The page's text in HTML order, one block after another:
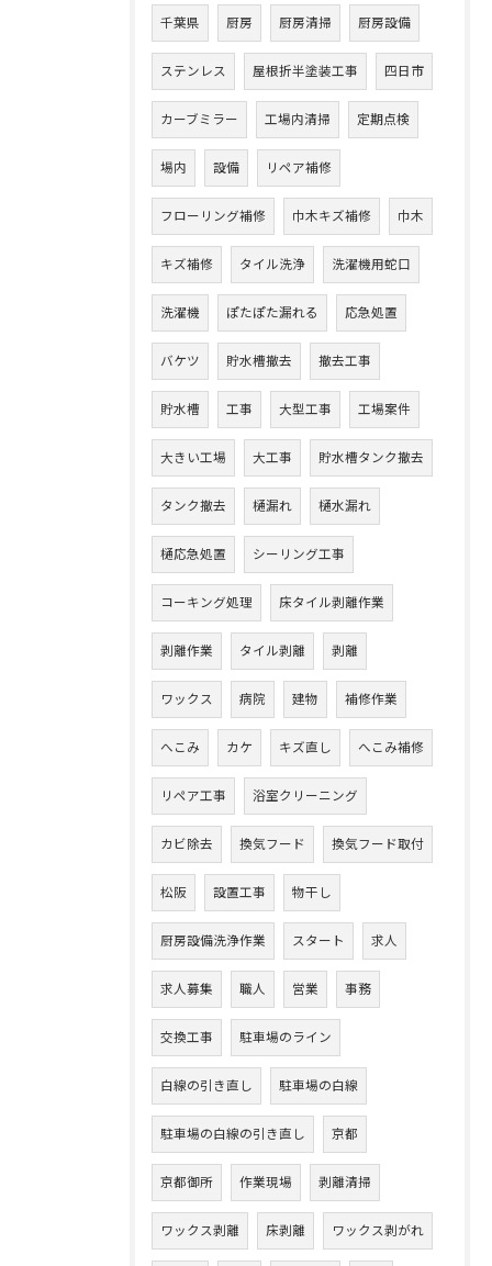
千葉県 厨房 厨房清掃 厨房設備
ステンレス 屋根折半塗装工事 四日市
カーブミラー 工場内清掃 定期点検
場内 設備 リペア補修
フローリング補修 巾木キズ補修 巾木
キズ補修 タイル洗浄 洗濯機用蛇口
洗濯機 ぽたぽた漏れる 応急処置
バケツ 貯水槽撤去 撤去工事
貯水槽 工事 大型工事 工場案件
大きい工場 大工事 貯水槽タンク撤去
タンク撤去 樋漏れ 樋水漏れ
樋応急処置 シーリング工事
コーキング処理 床タイル剥離作業
剥離作業 タイル剥離 剥離
ワックス 病院 建物 補修作業
へこみ カケ キズ直し へこみ補修
リペア工事 浴室クリーニング
カビ除去 換気フード 換気フード取付
松阪 設置工事 物干し
厨房設備洗浄作業 スタート 求人
求人募集 職人 営業 事務
交換工事 駐車場のライン
白線の引き直し 駐車場の白線
駐車場の白線の引き直し 京都
京都御所 作業現場 剥離清掃
ワックス剥離 床剥離 ワックス剥がれ